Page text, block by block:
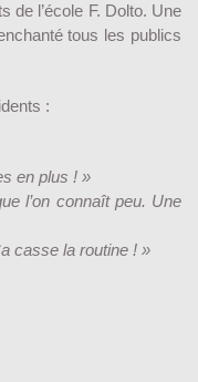
de l’école F. Dolto. Une
tous les publics
:
en plus ! »
l’on connaît peu. Une
casse la routine ! »